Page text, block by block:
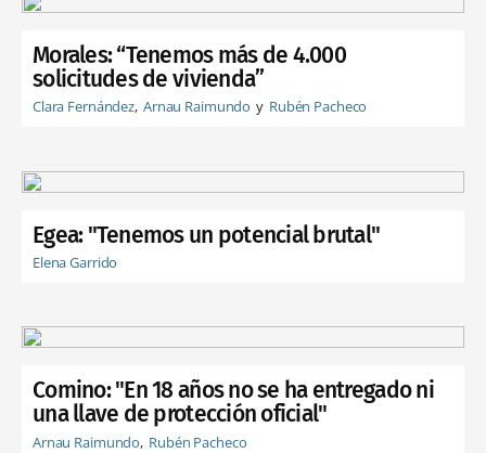
Morales: “Tenemos más de 4.000
solicitudes de vivienda”
Clara Fernández Arnau Raimundo Rubén Pacheco
Egea: "Tenemos un potencial brutal"
Elena Garrido
Comino: "En 18 años no se ha entregado ni
una llave de protección oficial"
Arnau Raimundo Rubén Pacheco